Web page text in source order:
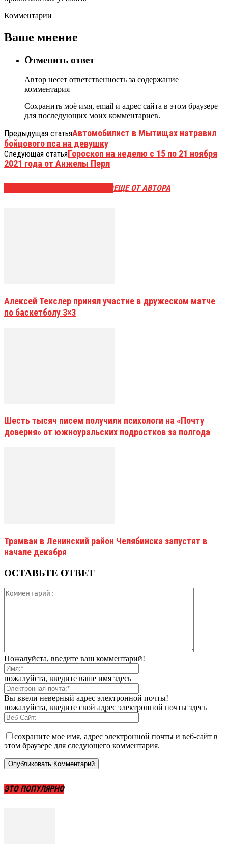
Комментарии
Ваше мнение
Отменить ответ
Автор несет ответственность за содержание
комментария
Сохранить моё имя, email и адрес сайта в этом браузере
для последующих моих комментариев.
Предыдущая статьяАвтомобилист в Мытищах натравил
бойцового пса на девушку
Следующая статьяГороскоп на неделю с 15 по 21 ноября
2021 года от Анжелы Перл
ЕЩЕ ОТ АВТОРА
Алексей Текслер принял участие в дружеском матче
по баскетболу 3×3
Шесть тысяч писем получили психологи на «Почту
доверия» от южноуральских подростков за полгода
Трамваи в Ленинский район Челябинска запустят в
начале декабря
ОСТАВЬТЕ ОТВЕТ
Пожалуйста, введите ваш комментарий!
пожалуйста, введите ваше имя здесь
Вы ввели неверный адрес электронной почты!
пожалуйста, введите свой адрес электронной почты здесь
сохраните мое имя, адрес электронной почты и веб-сайт в
этом браузере для следующего комментария.
ЭТО ПОПУЛЯРНО